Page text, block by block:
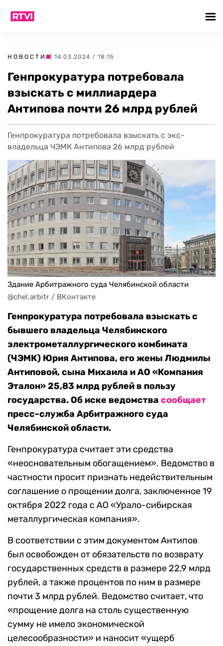
НОВОСТИ | 14.03.2024 / 18:15
Генпрокуратура потребовала
взыскать с миллиардера
Антипова почти 26 млрд рублей
Генпрокуратура потребовала взыскать с экс-
владельца ЧЭМК Антипова 26 млрд рублей
Здание Арбитражного суда Челябинской области
@chel.arbitr / ВКонтакте
Генпрокуратура потребовала взыскать с
бывшего владельца Челябинского
электрометаллургического комбината
(ЧЭМК) Юрия Антипова, его жены Людмилы
Антиповой, сына Михаила и АО «Компания
Эталон» 25,83 млрд рублей в пользу
государства. Об иске ведомства сообщает
пресс-служба Арбитражного суда
Челябинской области.
Генпрокуратура считает эти средства
«неосновательным обогащением». Ведомство в
частности просит признать недействительным
соглашение о прощении долга, заключенное 19
октября 2022 года с АО «Урало-сибирская
металлургическая компания».
В соответствии с этим документом Антипов
был освобожден от обязательств по возврату
государственных средств в размере 22,9 млрд
рублей, а также процентов по ним в размере
почти 3 млрд рублей. Ведомство считает, что
«прощение долга на столь существенную
сумму не имело экономической
целесообразности» и наносит «ущерб